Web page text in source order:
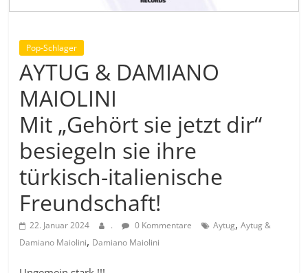
Pop-Schlager
AYTUG & DAMIANO
MAIOLINI
Mit „Gehört sie jetzt dir“
besiegeln sie ihre
türkisch-italienische
Freundschaft!
22. Januar 2024 . 0 Kommentare Aytug,Aytug &
Damiano Maiolini, Damiano Maiolini